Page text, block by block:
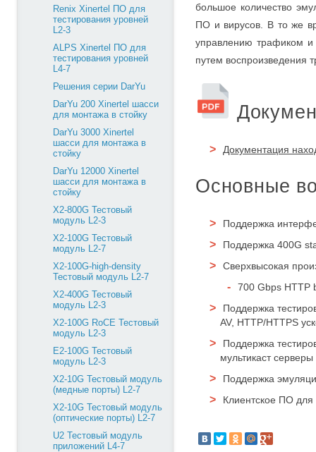
Renix Xinertel ПО для
тестирования уровней
L2-3
ALPS Xinertel ПО для
тестирования уровней
L4-7
Решения серии DarYu
DarYu 200 Xinertel шасси
для монтажа в стойку
DarYu 3000 Xinertel
шасси для монтажа в
стойку
DarYu 12000 Xinertel
шасси для монтажа в
стойку
X2-800G Тестовый
модуль L2-3
X2-100G Тестовый
модуль L2-7
X2-100G-high-density
Тестовый модуль L2-7
X2-400G Тестовый
модуль L2-3
X2-100G RoCE Тестовый
модуль L2-3
E2-100G Тестовый
модуль L2-3
X2-10G Тестовый модуль
(медные порты) L2-7
X2-10G Тестовый модуль
(оптические порты) L2-7
U2 Тестовый модуль
приложений L4-7
большое количество
ПО и вирусов. В то же
управлению трафиком и
путем воспроизведения
Документация
Основные
Поддержка
Поддержка 400G
Сверхвысокая
700 Gbps HTTP
Поддержка
AV, HTTP/HTTPS
Поддержка
мультикаст
Поддержка
Клиентское ПО для